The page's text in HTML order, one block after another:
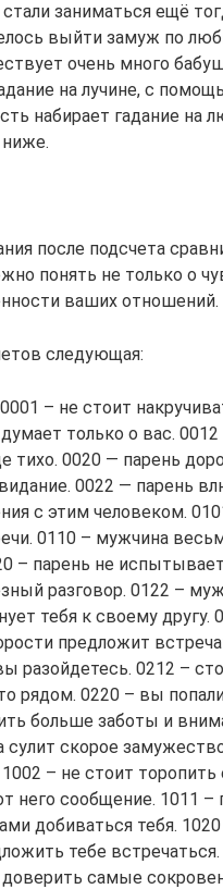
заниматься ещё
выйти замуж по
очень много
на лучине, с
набирает гадание на
ниже.
после подсчета
понять не только о
ваших отношений.
следующая:
– не стоит
только о вас. 0012
тихо. 0020 — парень
0022 — парень
с этим человеком.
0110 – мужчина
– парень не
разговор. 0122 –
тебя к своему другу.
предложит
разойдетесь. 0212 –
рядом. 0220 – вы
больше заботы и
скорое
– не стоит торопить
него сообщение. 1011 –
добиваться тебя.
тебе
самые